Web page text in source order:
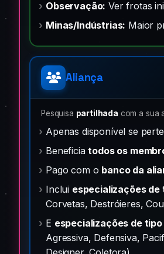
Observação: Ver frotas
Minas/Indústrias: Maior
Aliança
Pesquisa partilhada com a sua
Apenas disponível se
Beneficiatodos os
Pago com o banco da
Inclui especializações de
Corvetas, Destróieres,
E especializações de tipo
Agressiva, Defensiva,